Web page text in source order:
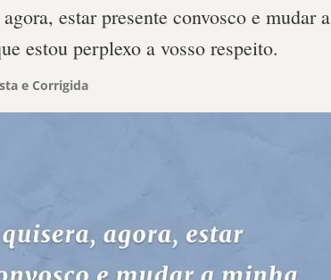
estar presente convosco e mudar a
estou perplexo a vosso respeito.
e Corrigida